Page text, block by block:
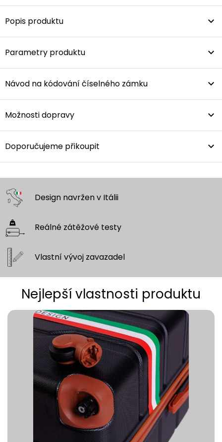
Popis produktu
Parametry produktu
Návod na kódování číselného zámku
Možnosti dopravy
Doporučujeme přikoupit
Design navrženv Itálii
Reálné zátěžové testy
Vlastní vývoj zavazadel
Nejlepší vlastnosti produktu